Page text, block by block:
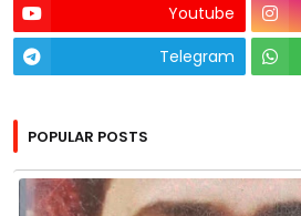
Youtube
Telegram
POPULAR POSTS